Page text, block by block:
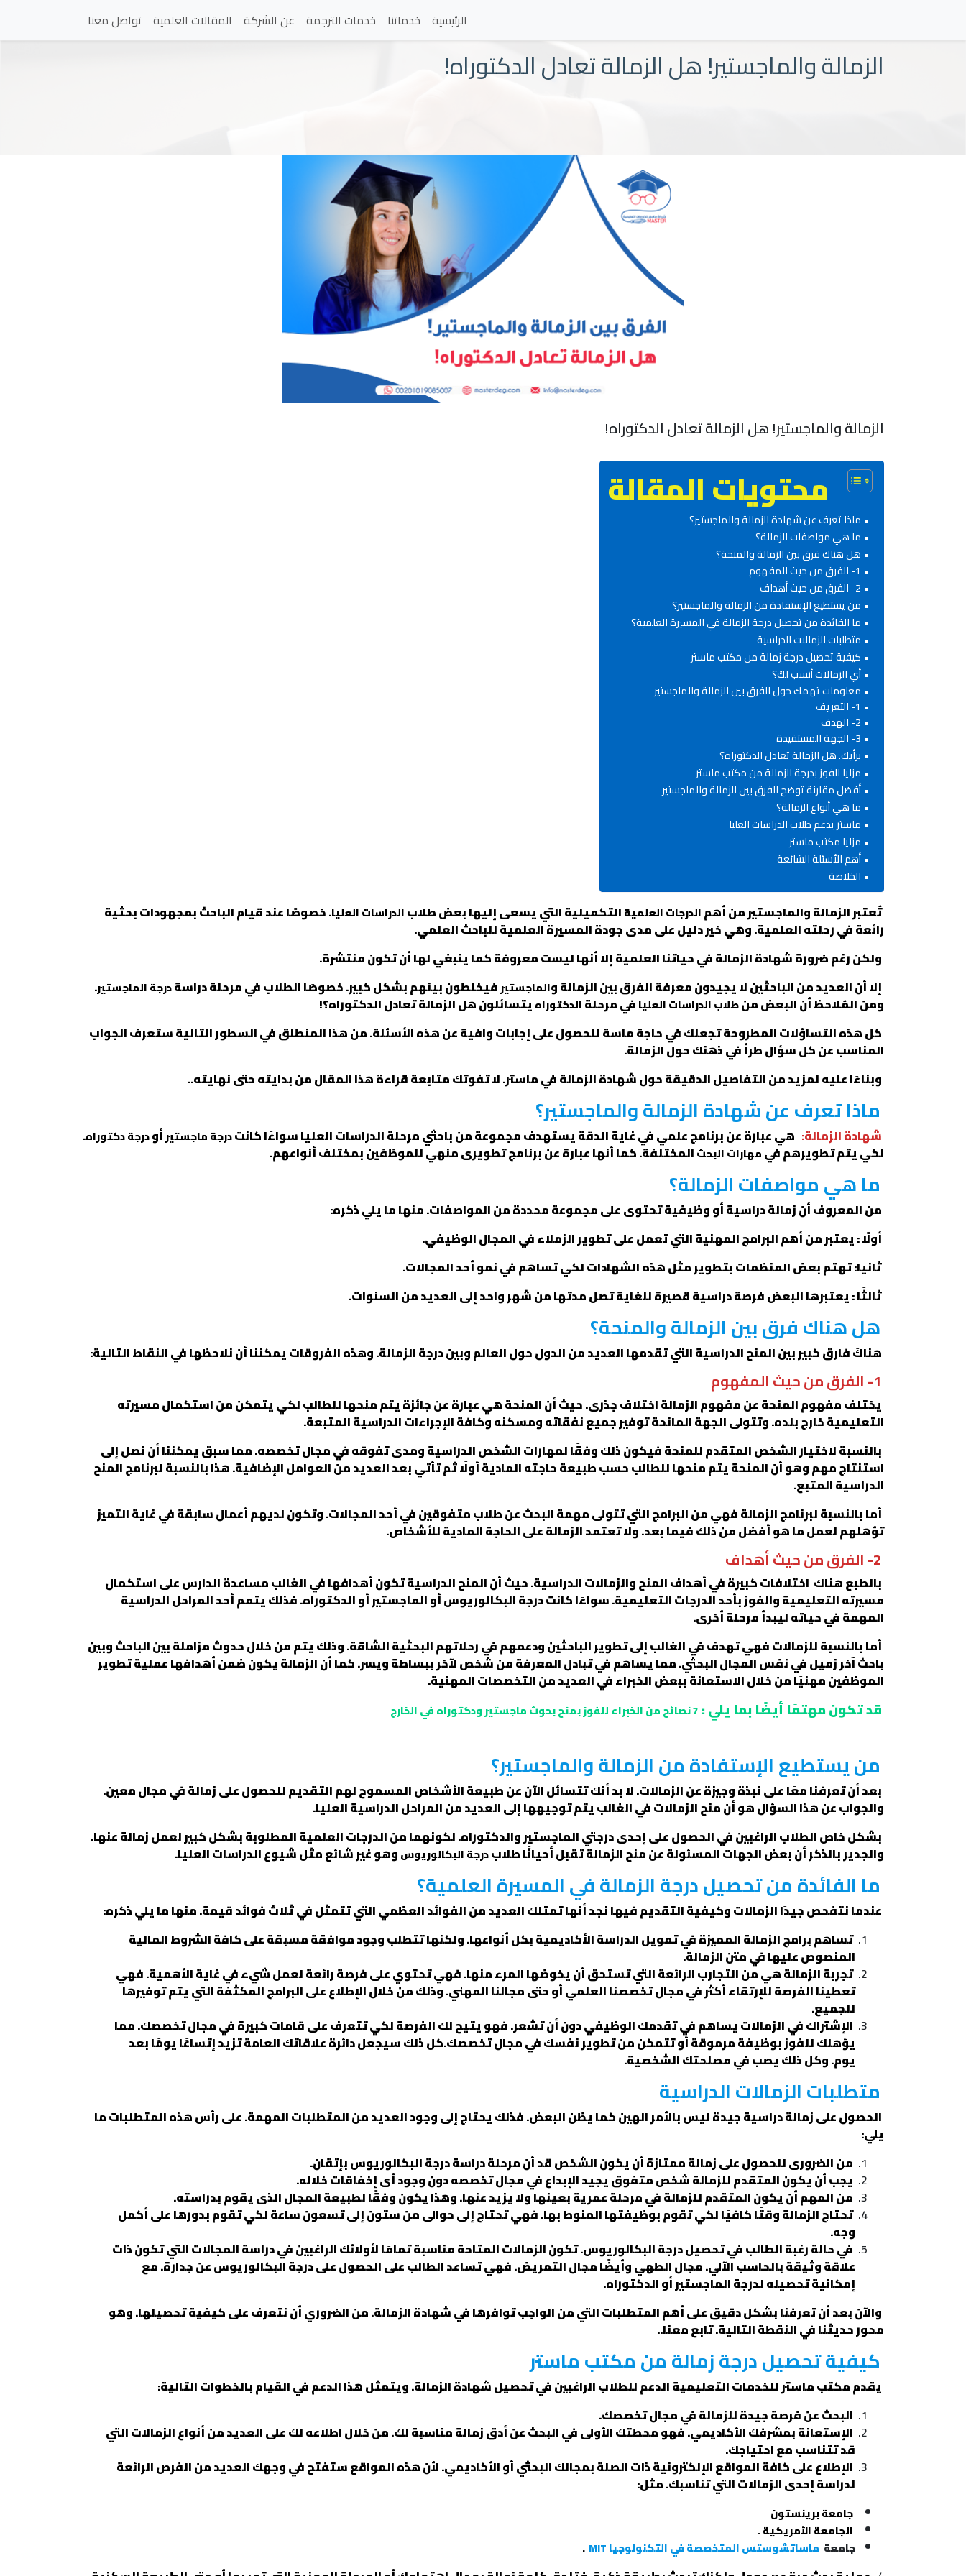
الرئيسية خدماتنا خدمات الترجمة عن الشركة المقالات العلمية تواصل معنا
الزمالة والماجستير! هل الزمالة تعادل الدكتوراه!
الزمالة والماجستير! هل الزمالة تعادل الدكتوراه!
محتويات المقالة
ماذا تعرف عن شهادة الزمالة والماجستير؟
ما هي مواصفات الزمالة؟
هل هناك فرق بين الزمالة والمنحة؟
1- الفرق من حيث المفهوم
2- الفرق من حيث أهداف
من يستطيع الإستفادة من الزمالة والماجستير؟
ما الفائدة من تحصيل درجة الزمالة في المسيرة العلمية؟
متطلبات الزمالات الدراسية
كيفية تحصيل درجة زمالة من مكتب ماستر
أي الزمالات أنسب لكَ؟
معلومات تهمك حول الفرق بين الزمالة والماجستير
1- التعريف
2- الهدف
3- الجهة المستفيدة
برأيك. هل الزمالة تعادل الدكتوراه؟
مزايا الفوز بدرجة الزمالة من مكتب ماستر
أفضل مقارنة توضح الفرق بين الزمالة والماجستير
ما هي أنواع الزمالة؟
ماستر يدعم طلاب الدراسات العليا
مزايا مكتب ماستر
أهم الأسئلة الشائعة
الخلاصة
تُعتبر الزمالة والماجستير من أهمالدرجات العلميةالتكميلية التي يسعى إليها بعض طلابالدراسات العليا. خصوصًا عند قيام الباحث بمجهودات بحثية
رائعة في رحلته العلمية. وهي خير دليل على مدى جودة المسيرة العلمية للباحث العلمي.
ولكن رغم ضرورة شهادة الزمالة في حياتنا العلمية إلا أنها ليست معروفة كما ينبغي لها أن تكون منتشرة.
إلا أن العديد من الباحثين لا يجيدون معرفة الفرق بين الزمالة والماجستيرفيخلطون بينهم بشكل كبير. خصوصًا الطلاب في مرحلة دراسةدرجة الماجستير.
ومن المُلاحظ أن البعض منطلاب الدراسات العليافي مرحلةالدكتوراهيتسائلون هل الزمالة تعادل الدكتوراه؟!
كل هذه التساؤلات المطروحة تجعلك في حاجة ماسة للحصول على إجابات وافية عن هذه الأسئلة. من هذا المنطلق في السطور التالية ستعرف الجواب
المناسب عن كل سؤال طرأ في ذهنك حول الزمالة.
وبناءًا عليه لمزيد من التفاصيل الدقيقة حول شهادة الزمالة في ماستر. لا تفوتك متابعة قراءة هذا المقال من بدايته حتى نهايته..
ماذا تعرف عن شهادة الزمالة والماجستير؟
شهادة الزمالة: هي عبارة عن برنامج علمي في غاية الدقة يستهدف مجموعة من باحثي مرحلة الدراسات العليا سواءًا كانتدرجة ماجستيرأودرجة دكتوراه.
لكي يتم تطويرهم فيمهارات البحثالمختلفة. كما أنها عبارة عن برنامج تطويرى منهي للموظفين بمختلف أنواعهم.
ما هي مواصفات الزمالة؟
من المعروف أن زمالة دراسية أو وظيفية تحتوى على مجموعة محددة من المواصفات. منها ما يلي ذكره:
أولًا : يعتبر من أهم البرامج المهنية التي تعمل على تطوير الزملاء في المجال الوظيفي.
ثانيا: تهتم بعض المنظمات بتطوير مثل هذه الشهادات لكي تساهم في نمو أحد المجالات.
ثالثًا : يعتبرها البعض فرصة دراسية قصيرة للغاية تصل مدتها من شهر واحد إلى العديد من السنوات.
هل هناك فرق بين الزمالة والمنحة؟
هناكَ فارق كبير بين المنح الدراسية التي تقدمها العديد من الدول حول العالم وبين درجة الزمالة. وهذه الفروقات يمكننا أن نلاحظها في النقاط التالية:
1- الفرق من حيث المفهوم
يختلف مفهوم المنحة عن مفهوم الزمالة اختلاف جذرى. حيث أن المنحة هي عبارة عن جائزة يتم منحها للطالب لكي يتمكن من استكمال مسيرته
التعليمية خارج بلده. وتتولى الجهة المانحة توفير جميع نفقاته ومسكنه وكافة الإجراءات الدراسية المتبعة.
بالنسبة لاختيار الشخص المتقدم للمنحة فيكون ذلك وفقًا لمهارات الشخص الدراسية ومدى تفوقه في مجال تخصصه. مما سبق يمكننا أن نصل إلى
استنتاج مهم وهو أن المنحة يتم منحها للطالب حسب طبيعة حاجته المادية أولًا ثم تأتي بعد العديد من العوامل الإضافية. هذا بالنسبة لبرنامج المنح
الدراسية المتبع.
أما بالنسبة لبرنامج الزمالة فهي من البرامج التي تتولى مهمة البحث عن طلاب متفوقين في أحد المجالات. وتكون لديهم أعمال سابقة في غاية التميز
تؤهلهم لعمل ما هو أفضل من ذلك فيما بعد. ولا تعتمد الزمالة على الحاجة المادية للأشخاص.
2- الفرق من حيث أهداف
بالطبع هناك اختلافات كبيرة في أهداف المنح والزمالات الدراسية. حيث أن المنح الدراسية تكون أهدافها في الغالب مساعدة الدارس على استكمال
مسيرته التعليمية والفوز بأحد الدرجات التعليمية. سواءًا كانت درجة البكالوريوس أو الماجستير أو الدكتوراه. فذلك يتمم أحد المراحل الدراسية
المهمة في حياته ليبدأ مرحلة أخرى.
أما بالنسبة للزمالات فهي تهدف في الغالب إلى تطوير الباحثين ودعمهم في رحلاتهم البحثية الشاقة. وذلك يتم من خلال حدوث مزاملة بين الباحث وبين
باحث آخر زميل في نفس المجال البحثي. مما يساهم في تبادل المعرفة من شخص لآخر ببساطة ويسر. كما أن الزمالة يكون ضمن أهدافها عملية تطوير
الموظفين مهنيًا من خلال الاستعانة ببعض الخبراء في العديد من التخصصات المهنية.
قد تكون مهتمًا أيضًا بما يلي : 7 نصائح من الخبراء للفوز بمنح بحوث ماجستير ودكتوراه في الخارج
من يستطيع الإستفادة من الزمالة والماجستير؟
بعد أن تعرفنا معًا على نبذة وجيزة عن الزمالات. لا بد أنك تتسائل الآن عن طبيعة الأشخاص المسموح لهم التقديم للحصول على زمالة في مجال معين.
والجواب عن هذا السؤال هو أن منح الزمالات في الغالب يتم توجيهها إلى العديد من المراحل الدراسية العليا.
بشكل خاص الطلاب الراغبين في الحصول على إحدى درجتي الماجستير والدكتوراه. لكونهما من الدرجات العلمية المطلوبة بشكل كبير لعمل زمالة عنها.
والجدير بالذكر أن بعض الجهات المسئولة عن منح الزمالة تقبل أحيانًا طلابدرجة البكالوريوسوهو غير شائع مثل شيوع الدراسات العليا.
ما الفائدة من تحصيل درجة الزمالة في المسيرة العلمية؟
عندما نتفحص جيدًا الزمالات وكيفية التقديم فيها نجد أنها تمتلك العديد من الفوائد العظمي التي تتمثل في ثلاث فوائد قيمة. منها ما يلي ذكره:
تساهم برامج الزمالة المميزة في تمويل الدراسة الأكاديمية بكل أنواعها. ولكنها تتطلب وجود موافقة مسبقة على كافة الشروط المالية
المنصوص عليها في متن الزمالة.
تجربة الزمالة هي من التجارب الرائعة التي تستحق أن يخوضها المرء منها. فهي تحتوي على فرصة رائعة لعمل شيء في غاية الأهمية. فهي
تعطينا الفرصة للإرتقاء أكثر في مجال تخصصنا العلمي أو حتى مجالنا المهني. وذلك من خلال الإطلاع على البرامج المكثفة التي يتم توفيرها
للجميع.
الإشتراك في الزمالات يساهم في تقدمك الوظيفي دون أن تشعر. فهو يتيح لك الفرصة لكي تتعرف على قامات كبيرة في مجال تخصصك. مما
يؤهلك للفوز بوظيفة مرموقة أو تتمكن من تطوير نفسك في مجال تخصصك.كل ذلك سيجعل دائرة علاقاتك العامة تزيد إتساعًا يومًا بعد
يوم. وكل ذلك يصب في مصلحتك الشخصية.
متطلبات الزمالات الدراسية
الحصول على زمالة دراسية جيدة ليس بالأمر الهين كما يظن البعض. فذلك يحتاج إلى وجود العديد من المتطلبات المهمة. على رأس هذه المتطلبات ما
يلي:
من الضرورى للحصول على زمالة ممتازة أن يكون الشخص قد أن مرحلة دراسة درجة البكالوريوس بإتقان.
يجب أن يكون المتقدم للزمالة شخص متفوق يجيد الإبداع في مجال تخصصه دون وجود أى إخفاقات خلاله.
من المهم أن يكون المتقدم للزمالة في مرحلة عمرية بعينها ولا يزيد عنها. وهذا يكون وفقًا لطبيعة المجال الذى يقوم بدراسته.
تحتاج الزمالة وقتًا كافيًا لكي تقوم بوظيفتها المنوط بها. فهي تحتاج إلى حوالى من ستون إلى تسعون ساعة لكي تقوم بدورها على أكمل
وجه.
في حالة رغبة الطالب في تحصيل درجة البكالوريوس. تكون الزمالات المتاحة مناسبة تمامًا لأولائك الراغبين في دراسة المجالات التي تكون ذات
علاقة وثيقة بالحاسب الآلي. مجال الطهي وأيضًا مجال التمريض. فهي تساعد الطالب على الحصول على درجة البكالوريوس عن جدارة. مع
إمكانية تحصيله لدرجة الماجستير أو الدكتوراه.
والآن بعد أن تعرفنا بشكل دقيق على أهم المتطلبات التي من الواجب توافرها في شهادة الزمالة. من الضروري أن نتعرف على كيفية تحصيلها. وهو
محور حديثنا في النقطة التالية. تابع معنا..
كيفية تحصيل درجة زمالة من مكتب ماستر
يقدم مكتب ماستر للخدمات التعليمية الدعم للطلاب الراغبين في تحصيل شهادة الزمالة. ويتمثل هذا الدعم في القيام بالخطوات التالية:
البحث عن فرصة جيدة للزمالة في مجال تخصصك.
الإستعانة بمشرفك الأكاديمي. فهو محطتك الأولى في البحث عن أدق زمالة مناسبة لك. من خلال اطلاعه لك على العديد من أنواع الزمالات التي
قد تتناسب مع احتياجك.
الإطلاع على كافة المواقع الإلكترونية ذات الصلة بمجالك البحثي أو الأكاديمي. لأن هذه المواقع ستفتح في وجهك العديد من الفرص الرائعة
لدراسة إحدى الزمالات التي تناسبك. مثل:
جامعة برينستون
الجامعة الأمريكية .
جامعة ماساتشوستس المتخصصة في التكنولوجيا MIT .